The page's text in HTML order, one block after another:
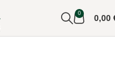
0 0,00